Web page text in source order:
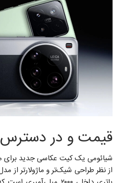
قیمت و در
از نظر طراحی شیک‌تر و ماژولارتر